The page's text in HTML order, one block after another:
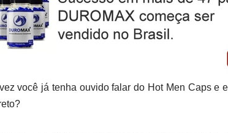
você já tenha ouvido falar do Hot Men Caps e